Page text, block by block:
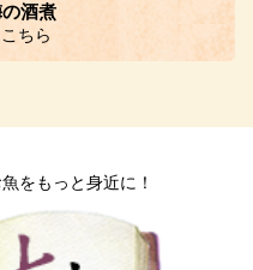
酒煮
ちら
をもっと身近に！